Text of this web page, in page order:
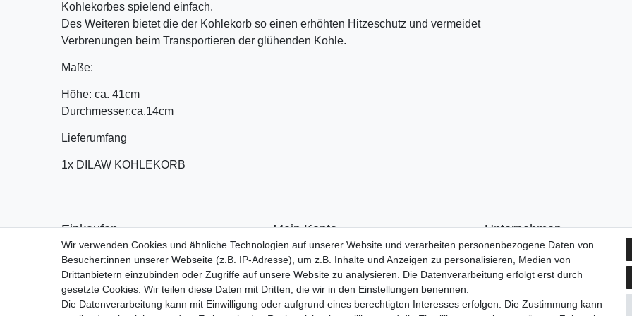
Kohlekorbes spielend einfach.
Des Weiteren bietet die der Kohlekorb so einen erhöhten Hitzeschutz und vermeidet
Verbrenungen beim Transportieren der glühenden Kohle.
Maße:
Höhe: ca. 41cm
Durchmesser:ca.14cm
Lieferumfang
1x DILAW KOHLEKORB
Einkaufen
Zahlungsarten
Versandarten & -kosten
Warenkorb
Kasse
Widerrufsrecht
Mein Konto
Anmelden
Registrieren
Unternehmen
Kontakt
AGB
Datenschutzerklärung
Wir verwenden Cookies und ähnliche Technologien auf unserer Website und verarbeiten personenbezogene Daten von
Besucher:innen unserer Webseite (z.B. IP-Adresse), um z.B. Inhalte und Anzeigen zu personalisieren, Medien von
Drittanbietern einzubinden oder Zugriffe auf unsere Website zu analysieren. Die Datenverarbeitung erfolgt erst durch
gesetzte Cookies. Wir teilen diese Daten mit Dritten, die wir in den Einstellungen benennen.
Die Datenverarbeitung kann mit Einwilligung oder aufgrund eines berechtigten Interesses erfolgen. Die Zustimmung kann